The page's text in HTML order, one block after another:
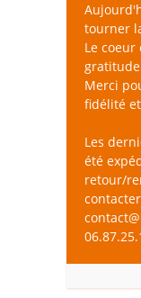
tourner
Le
Merci
fidélité
Les
été
retour/